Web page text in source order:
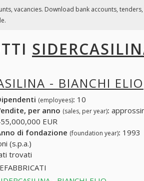
vacancies. Download bank accounts,
- BIANCHI ELIO
(employees): 10
per anno (sales, per year):
EUR
di fondazione (foundation year): 1993
(s.p.a.)
trovati